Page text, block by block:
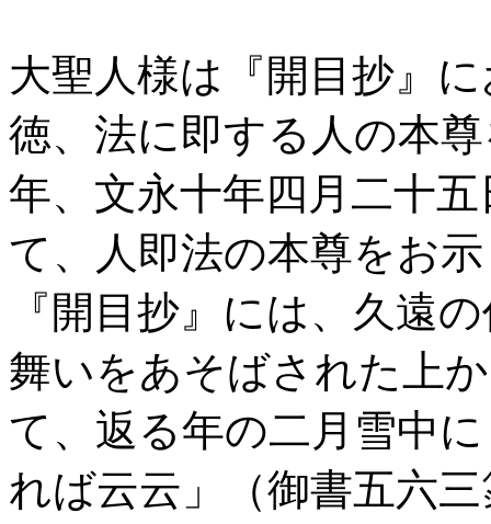
大聖人様は『開目抄』
徳、法に即する人の本
年、文永十年四月二十
て、人即法の本尊をお
『開目抄』には、久遠
舞いをあそばされた上
て、返る年の二月雪中
れば云云」（御書五六